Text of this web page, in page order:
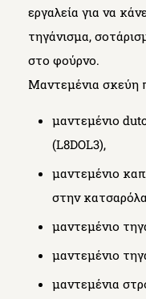
εργαλεία για να
τηγάνισμα,
στο φούρνο.
Μαντεμένια σκεύη
μαντεμένιο
(L8DOL3),
μαντεμένιο
στην
μαντεμένιο
μαντεμένιο
μαντεμένια